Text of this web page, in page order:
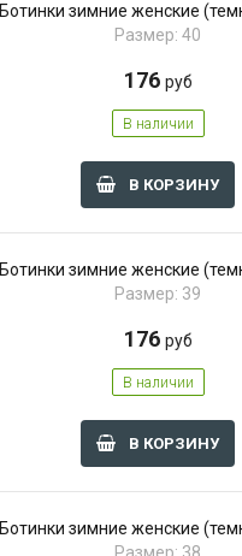
Ботинки зимние женские
Размер: 40
176 руб
В наличии
В КОРЗИНУ
Ботинки зимние женские
Размер: 39
176 руб
В наличии
В КОРЗИНУ
Ботинки зимние женские